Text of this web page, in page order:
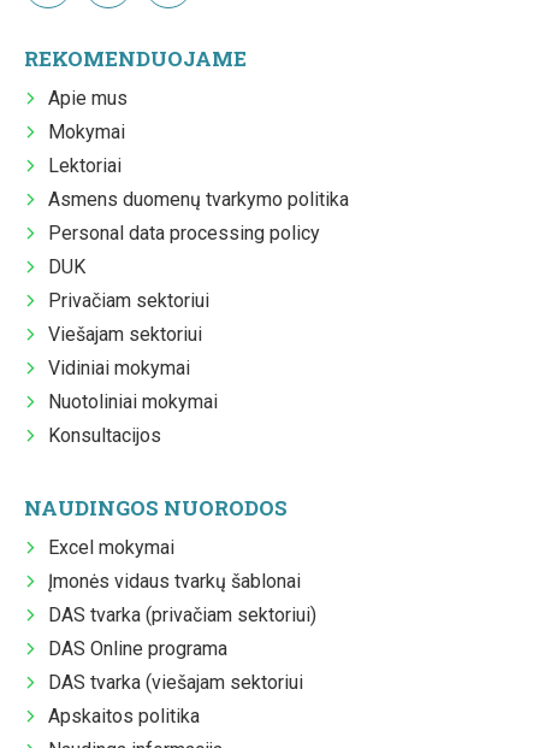
REKOMENDUOJAME
Apie mus
Mokymai
Lektoriai
Asmens duomenų tvarkymo politika
Personal data processing policy
DUK
Privačiam sektoriui
Viešajam sektoriui
Vidiniai mokymai
Nuotoliniai mokymai
Konsultacijos
NAUDINGOS NUORODOS
Excel mokymai
Įmonės vidaus tvarkų šablonai
DAS tvarka (privačiam sektoriui)
DAS Online programa
DAS tvarka (viešajam sektoriui
Apskaitos politika